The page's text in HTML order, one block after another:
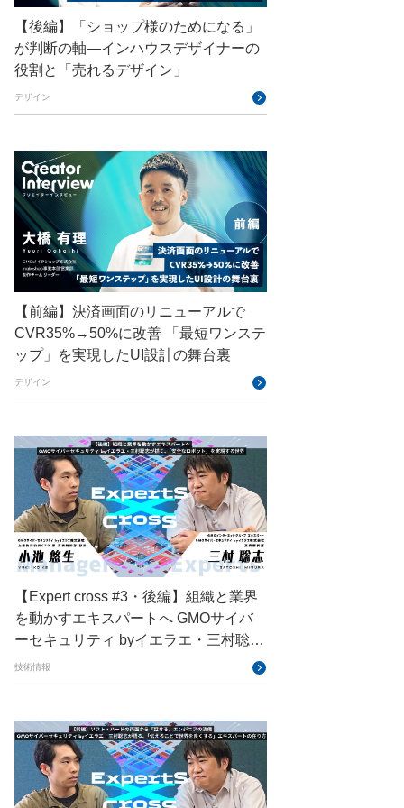
GMO Flatt Security
GMO GPUクラウド
GMO Hacking Night
GMOアドパートナーズ
GMOアドマーケティング
GMOインターネット
GMOインターネットグループ
GMOインターネットグループ陸上部
GMOグローバルサイン
GMOコネクト
GMOサイバーセキュリティ byイエラエ
GMOブランドセキュリティ
GMOペイメントゲートウェイ
GMOペパボ GMOメイクショップ
GMOメディア GMOロボッツ
Go GPUクラウド GTB
Hack-1グランプリ IETF
Java JJUG JSAI2026
K8s Kaigi on Rails
【後編】「ショップ様のためになる」
が判断の軸―インハウスデザイナーの
役割と「売れるデザイン」
デザイン
【前編】決済画面のリニューアルで
CVR35%→50%に改善 「最短ワンステ
ップ」を実現したUI設計の舞台裏
デザイン
【Expert cross #3・後編】組織と業界
を動かすエキスパートへ GMOサイバ
ーセキュリティ byイエラエ・三村聡志
が描く、「安全なロボット」を実現す
る世界
技術情報